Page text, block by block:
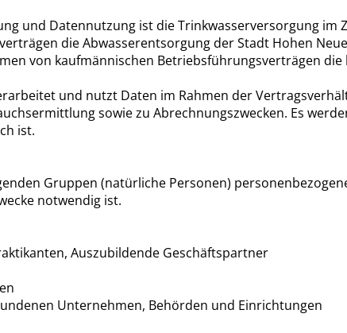
und Datennutzung ist die Trinkwasserversorgung
die Abwasserentsorgung der Stadt Hohen
von kaufmännischen Betriebsführungsverträgen
und nutzt Daten im Rahmen der
sowie zu Abrechnungszwecken. Es
ist.
Gruppen (natürliche Personen)
notwendig ist.
Auszubildende Geschäftspartner
Unternehmen, Behörden und Einrichtungen